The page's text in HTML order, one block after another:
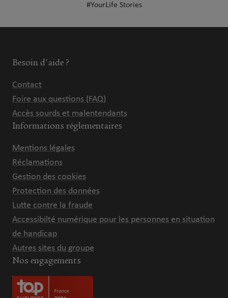
#YourLife Stories
Besoin d'aide ?
Contact
Foire aux questions (FAQ)
Accès sourds et malentendants
Informations réglementaires
Mentions légales
Réclamations
Gestion des cookies
Protection des données
Lutte contre la fraude
Accessibilté numérique pour les personnes en situation
de handicap
Autres sites du groupe
Nos engagements